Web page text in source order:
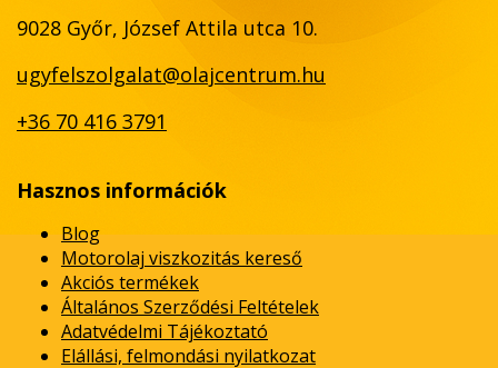
9028 Győr, József Attila utca 10.
ugyfelszolgalat@olajcentrum.hu
+36 70 416 3791
Hasznos információk
Blog
Motorolaj viszkozitás kereső
Akciós termékek
Általános Szerződési Feltételek
Adatvédelmi Tájékoztató
Elállási, felmondási nyilatkozat